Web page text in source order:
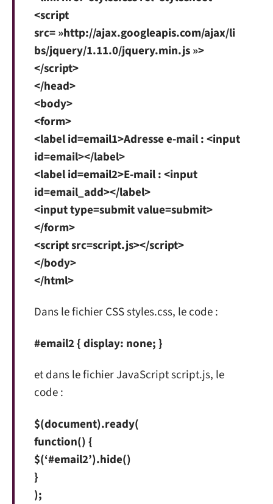
<script
src= »http://ajax.googleapis.com/ajax/li
bs/jquery/1.11.0/jquery.min.js »>
</script>
</head>
<body>
<form>
<label id=email1>Adresse e-mail : <input
id=email></label>
<label id=email2>E-mail : <input
id=email_add></label>
<input type=submit value=submit>
</form>
<script src=script.js></script>
</body>
</html>
Dans le fichier CSS styles.css, le code :
#email2 { display: none; }
et dans le fichier JavaScript script.js, le
code :
$(document).ready(
function() {
$(‘#email2’).hide()
}
);